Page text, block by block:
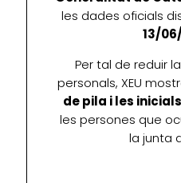
les dades oficials
13/
Per tal de reduir
personals, XEU
de pila i les
les persones que
la junta